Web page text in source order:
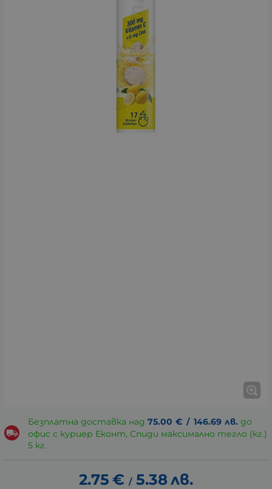
Безплатна доставка над 75.00 € / 146.69 лв. до
офис с куриер Еконт, Спиди максимално тегло (кг.)
5 кг.
2.75 € / 5.38лв.